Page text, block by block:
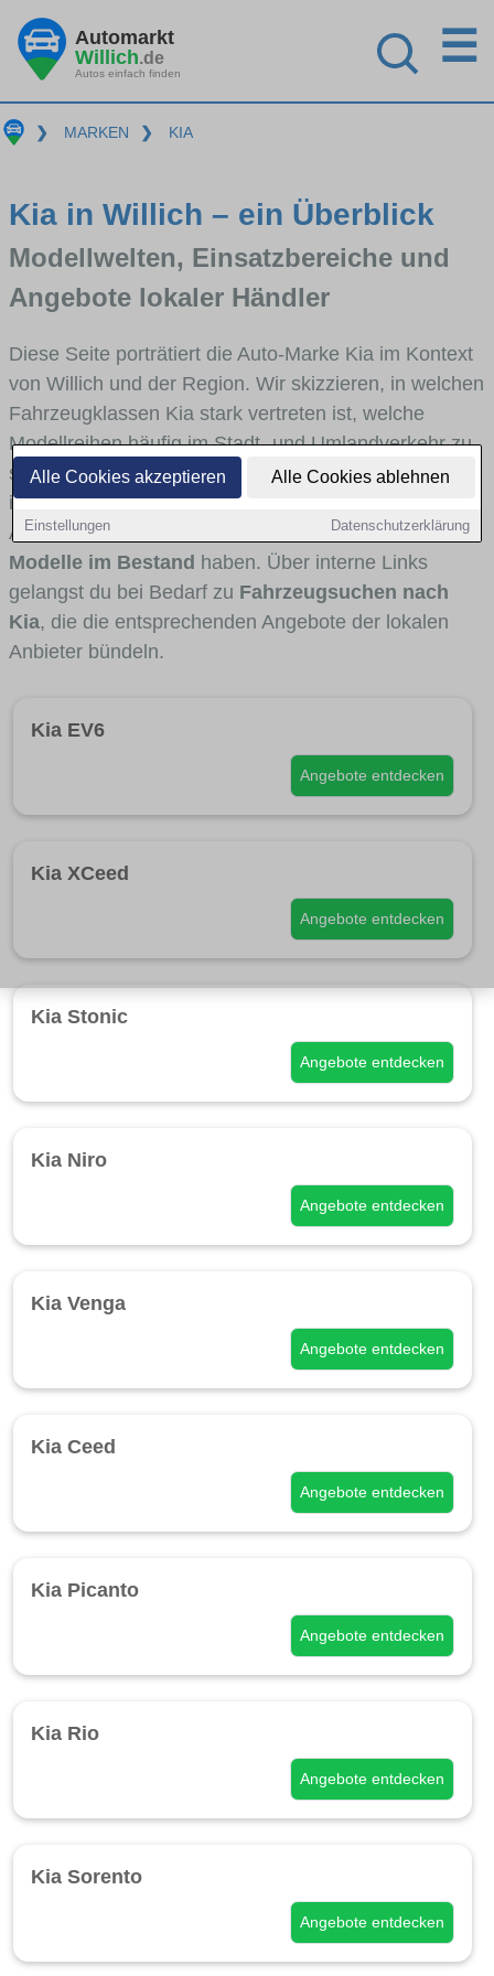
Alle Cookies akzeptieren Alle Cookies ablehnen
Einstellungen Datenschutzerklärung
Automarkt
Willich.de
Autos einfach finden
☰
❯ MARKEN ❯ KIA
Kia in Willich – ein Überblick
Modellwelten, Einsatzbereiche und
Angebote lokaler Händler
Diese Seite porträtiert die Auto-Marke Kia im Kontext
von Willich und der Region. Wir skizzieren, in welchen
Fahrzeugklassen Kia stark vertreten ist, welche
Modellreihen häufig im Stadt- und Umlandverkehr zu
sehen sind und für welche Fahrertypen die Marke
interessant ist. Viele Fahrzeuge stammen von
Autohäusern und Autohändlern aus Willich, dieKia-
Modelle im Bestand haben. Über interne Links
gelangst du bei Bedarf zu Fahrzeugsuchen nach
Kia, die die entsprechenden Angebote der lokalen
Anbieter bündeln.
Kia EV6
Angebote entdecken
Kia XCeed
Angebote entdecken
Kia Stonic
Angebote entdecken
Kia Niro
Angebote entdecken
Kia Venga
Angebote entdecken
Kia Ceed
Angebote entdecken
Kia Picanto
Angebote entdecken
Kia Rio
Angebote entdecken
Kia Sorento
Angebote entdecken